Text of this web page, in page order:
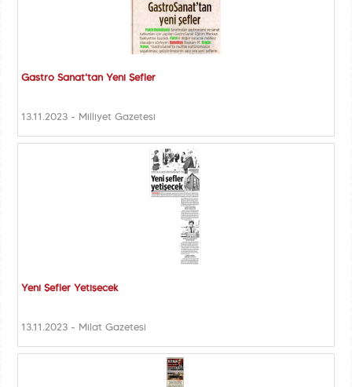
Gastro Sanat'tan Yeni Şefler
13.11.2023 - Milliyet Gazetesi
Yeni Şefler Yetişecek
13.11.2023 - Milat Gazetesi